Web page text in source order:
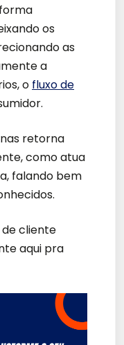
os
as
a
o fluxo de
retorna
como atua
falando bem
cliente
aqui pra